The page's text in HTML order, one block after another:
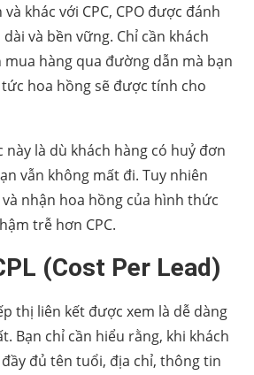
khác với CPC, CPO được đánh
và bền vững. Chỉ cần khách
mua hàng qua đường dẫn mà bạn
hoa hồng sẽ được tính cho
này là dù khách hàng có huỷ đơn
vẫn không mất đi. Tuy nhiên
nhận hoa hồng của hình thức
trễ hơn CPC.
(Cost Per Lead)
thị liên kết được xem là dễ dàng
Bạn chỉ cần hiểu rằng, khi khách
đủ tên tuổi, địa chỉ, thông tin